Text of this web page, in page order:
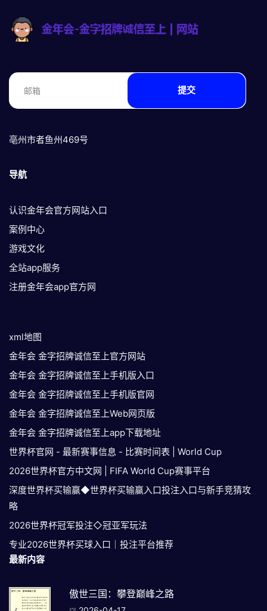
提交
亳州市者鱼州469号
导航
认识金年会官方网站入口
案例中心
游戏文化
全站app服务
注册金年会app官方网
xml地图
金年会 金字招牌诚信至上官方网站
金年会 金字招牌诚信至上手机版入口
金年会 金字招牌诚信至上手机版官网
金年会 金字招牌诚信至上Web网页版
金年会 金字招牌诚信至上app下载地址
世界杯官网 - 最新赛事信息 - 比赛时间表 | World Cup
2026世界杯官方中文网 | FIFA World Cup赛事平台
深度世界杯买输赢◆世界杯买输赢入口投注入口与新手竞猜攻
略
2026世界杯冠军投注◇冠亚军玩法
专业2026世界杯买球入口｜投注平台推荐
最新内容
傲世三国：攀登巅峰之路